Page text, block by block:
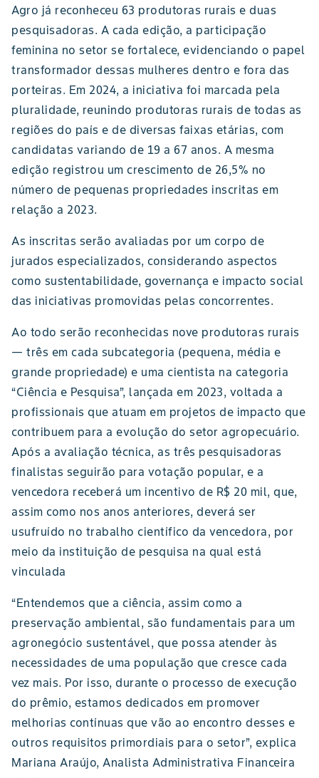
Agro já reconheceu 63 produtoras rurais e duas
pesquisadoras. A cada edição, a participação
feminina no setor se fortalece, evidenciando o papel
transformador dessas mulheres dentro e fora das
porteiras. Em 2024, a iniciativa foi marcada pela
pluralidade, reunindo produtoras rurais de todas as
regiões do país e de diversas faixas etárias, com
candidatas variando de 19 a 67 anos. A mesma
edição registrou um crescimento de 26,5% no
número de pequenas propriedades inscritas em
relação a 2023.
As inscritas serão avaliadas por um corpo de
jurados especializados, considerando aspectos
como sustentabilidade, governança e impacto social
das iniciativas promovidas pelas concorrentes.
Ao todo serão reconhecidas nove produtoras rurais
— três em cada subcategoria (pequena, média e
grande propriedade) e uma cientista na categoria
“Ciência e Pesquisa”, lançada em 2023, voltada a
profissionais que atuam em projetos de impacto que
contribuem para a evolução do setor agropecuário.
Após a avaliação técnica, as três pesquisadoras
finalistas seguirão para votação popular, e a
vencedora receberá um incentivo de R$ 20 mil, que,
assim como nos anos anteriores, deverá ser
usufruído no trabalho científico da vencedora, por
meio da instituição de pesquisa na qual está
vinculada
“Entendemos que a ciência, assim como a
preservação ambiental, são fundamentais para um
agronegócio sustentável, que possa atender às
necessidades de uma população que cresce cada
vez mais. Por isso, durante o processo de execução
do prêmio, estamos dedicados em promover
melhorias contínuas que vão ao encontro desses e
outros requisitos primordiais para o setor”, explica
Mariana Araújo, Analista Administrativa Financeira